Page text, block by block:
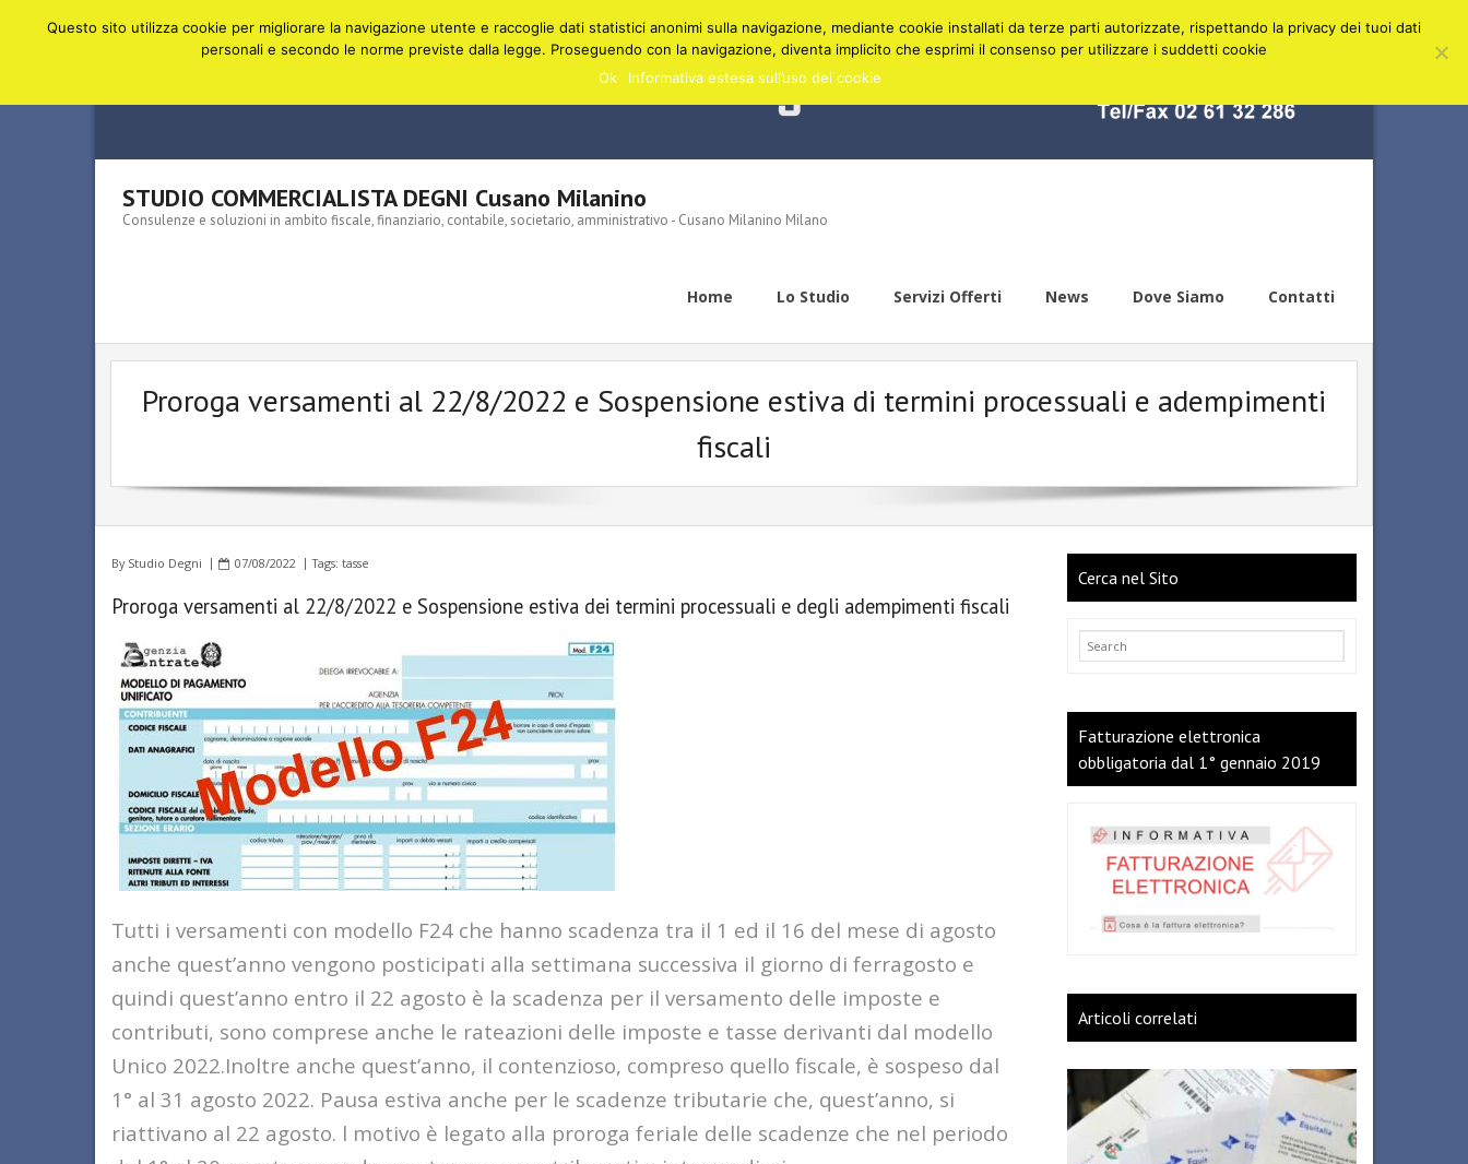
to
STUDIO COMMERCIALISTA DEGNI Cusano Milanino
Consulenze e soluzioni in ambito fiscale, finanziario, contabile, societario, amministrativo - Cusano Milanino Milano
Home Lo Studio Servizi Offerti News Dove Siamo Contatti
Proroga versamenti al 22/8/2022 e Sospensione estiva di termini processuali e adempimenti
fiscali
By Studio Degni 07/08/2022 Tags: tasse
Proroga versamenti al 22/8/2022 e Sospensione estiva dei termini processuali e degli adempimenti fiscali
Tutti i versamenti con modello F24 che hanno scadenza tra il 1 ed il 16 del mese di agosto
anche quest’anno vengono posticipati alla settimana successiva il giorno di ferragosto e
quindi quest’anno entro il 22 agosto è la scadenza per il versamento delle imposte e
contributi, sono comprese anche le rateazioni delle imposte e tasse derivanti dal modello
Unico 2022.Inoltre anche quest’anno, il contenzioso, compreso quello fiscale, è sospeso dal
1° al 31 agosto 2022. Pausa estiva anche per le scadenze tributarie che, quest’anno, si
riattivano al 22 agosto. l motivo è legato alla proroga feriale delle scadenze che nel periodo
Cerca nel Sito
Fatturazione elettronica
obbligatoria dal 1° gennaio 2019
Articoli correlati
Questo sito utilizza cookie per migliorare la navigazione utente e raccoglie dati statistici anonimi sulla navigazione, mediante cookie installati da terze parti autorizzate, rispettando la privacy dei tuoi dati
personali e secondo le norme previste dalla legge. Proseguendo con la navigazione, diventa implicito che esprimi il consenso per utilizzare i suddetti cookie
Ok
Informativa estesa sull’uso dei cookie